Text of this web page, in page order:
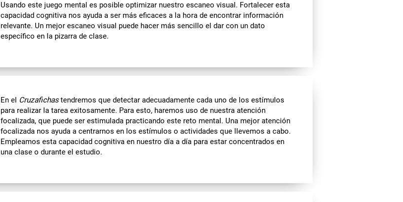
Usando este juego mental es posible optimizar nuestro escaneo visual. Fortalecer esta
capacidad cognitiva nos ayuda a ser más eficaces a la hora de encontrar información
relevante. Un mejor escaneo visual puede hacer más sencillo el dar con un dato
específico en la pizarra de clase.
En el Cruzafichastendremos que detectar adecuadamente cada uno de los estímulos
para realizar la tarea exitosamente. Para esto, haremos uso de nuestra atención
focalizada, que puede ser estimulada practicando este reto mental. Una mejor atención
focalizada nos ayuda a centrarnos en los estímulos o actividades que llevemos a cabo.
Empleamos esta capacidad cognitiva en nuestro día a día para estar concentrados en
una clase o durante el estudio.